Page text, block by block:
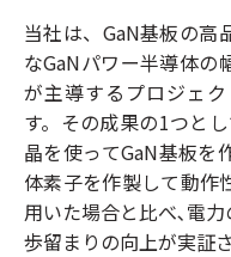
当社は、GaN基板の高
なGaNパワー半導体の
が主導するプロジェク
す。その成果の1つと
晶を使ってGaN基板を
体素子を作製して動作
用いた場合と比べ､電
歩留まりの向上が実証